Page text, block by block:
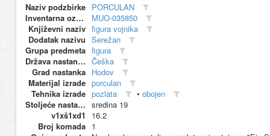
Naziv podzbirke PORCULAN
Inventarna oznaka
MUO-035850
Književni naziv figura vojnika
Dodatak nazivu Serežan
Grupa predmeta figura
Država nastanka Češka
Grad nastanka Hodov
Materijal izrade porculan
Tehnika izrade pozlata • obojen
Stoljeće nastanka sredina 19
v1xš1xd1
16.2
Broj komada 1